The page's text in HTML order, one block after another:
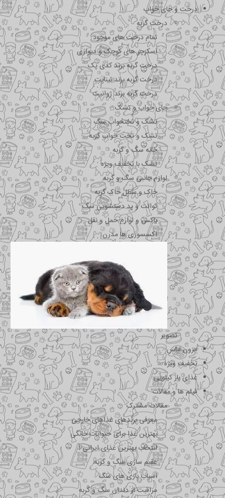
درخت و جای خواب
درخت گربه
تمام درخت های موجود
اسکرچر های کوچک و دیواری
درخت گربه برند کدی پک
درخت گربه برند نیناپت
درخت گربه برند ژوانیت
جای خواب و تشک
تشک و تختحواب سگ
تشک و تخت خواب گربه
خانه سگ و گربه
تشک با تخفیف ویژه
لوازم جانبی سگ و گربه
خاک و سطل خاک گربه
توالت و پد دستشویی سگ
باکس و لوازم حمل و نقل
اکسسوری ها مدرن
تصویر
مزون لباس
تخفیف ویژه
غذای باز کیلویی
فیلم ها و مقالات
مقالات مشترک
معرفی برندهای غذاهای خارجی
بهترین غذا برای حیوانات خانگی
انتخاب بهترین غذای ایرانی !
عقیم سازی سگ و گربه
اسباب بازی های سگ
مراقبت از دندان سگ و گربه